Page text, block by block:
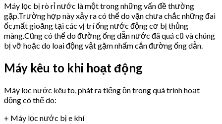
Máy lọc bị rò rỉ nước là một trong những vấn đề thường
gặp.Trường hợp này xảy ra có thể do vặn chưa chắc những đai
ốc,mất gioăng tại các vị trí ống nước động cơ bị thủng
màng.Cũng có thể do đường ống dẫn nước đã quá cũ và chúng
bị vỡ hoặc do loai động vật gặm nhấm cắn đường ống dẫn.
Máy kêu to khi hoạt động
Máy lọc nước kêu to, phát ra tiếng ồn trong quá trình hoạt
động có thể do:
+ Máy lọc nước bị e khí